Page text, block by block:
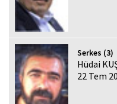
Serkes (3)
Hüdai
22 Tem